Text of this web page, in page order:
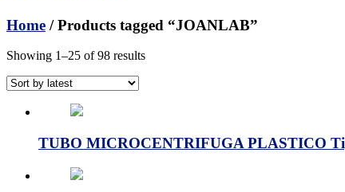
Home / Products tagged “JOANLAB”
Showing 1–25 of 98 results
TUBO MICROCENTRIFUGA PLASTICO